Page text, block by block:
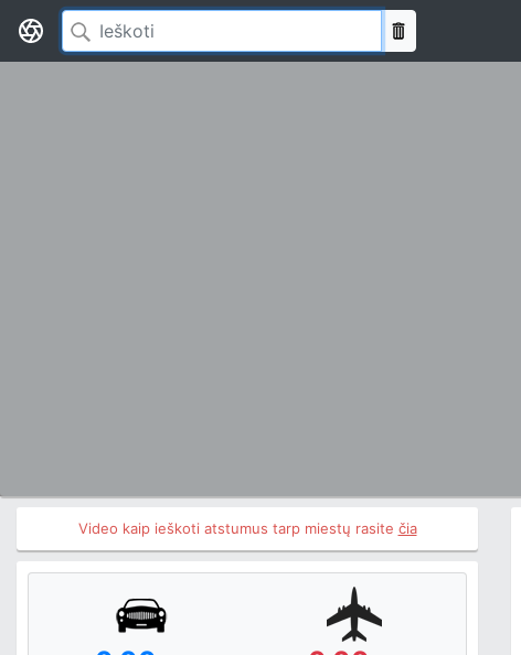
Video kaip ieškoti atstumus tarp miestų rasite čia